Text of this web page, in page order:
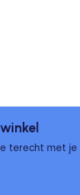
terecht met